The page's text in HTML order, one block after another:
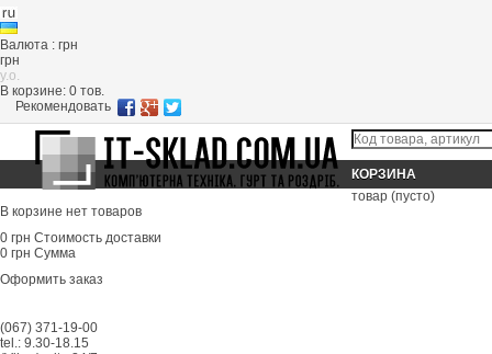
Валюта : грн
грн
y.o.
В корзине: 0 тов.
Рекомендовать
КОРЗИНА
товар (пусто)
В корзине нет товаров
0 грн Стоимость доставки
0 грн Сумма
Оформить заказ
(067) 371-19-00
tel.: 9.30-18.15